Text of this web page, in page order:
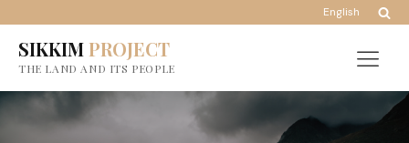
English
SIKKIMPROJECT
THE LAND AND ITS PEOPLE